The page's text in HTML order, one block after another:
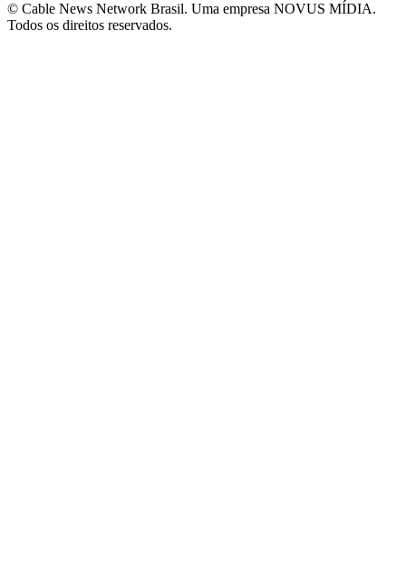
© Cable News Network Brasil. Uma empresa NOVUS MÍDIA.
Todos os direitos reservados.